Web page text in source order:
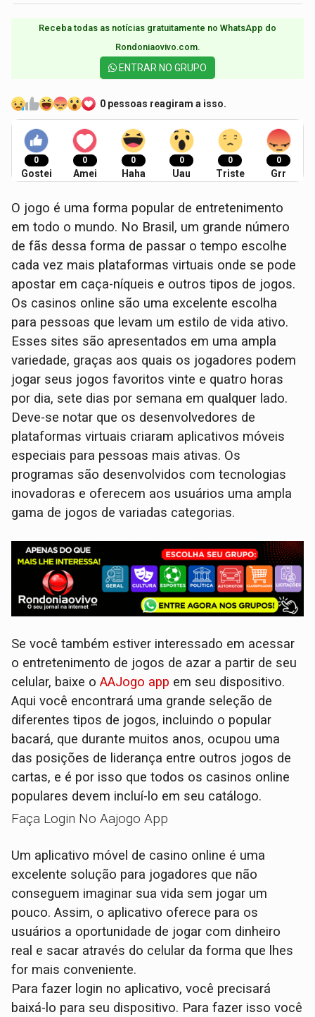
Receba todas as notícias gratuitamente no WhatsApp do
Rondoniaovivo.com.​
ENTRAR NO GRUPO
0 pessoas reagiram a isso.
0
Gostei
0
Amei
0
Haha
0
Uau
0
Triste
0
Grr
O jogo é uma forma popular de entretenimento
em todo o mundo. No Brasil, um grande número
de fãs dessa forma de passar o tempo escolhe
cada vez mais plataformas virtuais onde se pode
apostar em caça-níqueis e outros tipos de jogos.
Os casinos online são uma excelente escolha
para pessoas que levam um estilo de vida ativo.
Esses sites são apresentados em uma ampla
variedade, graças aos quais os jogadores podem
jogar seus jogos favoritos vinte e quatro horas
por dia, sete dias por semana em qualquer lado.
Deve-se notar que os desenvolvedores de
plataformas virtuais criaram aplicativos móveis
especiais para pessoas mais ativas. Os
programas são desenvolvidos com tecnologias
inovadoras e oferecem aos usuários uma ampla
gama de jogos de variadas categorias.
Se você também estiver interessado em acessar
o entretenimento de jogos de azar a partir de seu
celular, baixe oAAJogo app em seu dispositivo.
Aqui você encontrará uma grande seleção de
diferentes tipos de jogos, incluindo o popular
bacará, que durante muitos anos, ocupou uma
das posições de liderança entre outros jogos de
cartas, e é por isso que todos os casinos online
populares devem incluí-lo em seu catálogo.
Faça Login No Aajogo App
Um aplicativo móvel de casino online é uma
excelente solução para jogadores que não
conseguem imaginar sua vida sem jogar um
pouco. Assim, o aplicativo oferece para os
usuários a oportunidade de jogar com dinheiro
real e sacar através do celular da forma que lhes
for mais conveniente.
Para fazer login no aplicativo, você precisará
baixá-lo para seu dispositivo. Para fazer isso você